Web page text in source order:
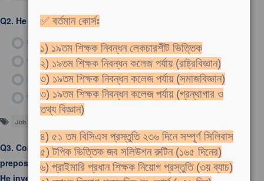
Q2. He parted___his friends in tears.
ক)
with
খ)
from
গ)
against
ঘ)
beside
Job Solutions
Q3. Complete the following sentences using appropriate
prepositions.
He invested his patrimony ___ stocks.
✅ বর্তমান কোর্সঃ
১) ১৯তম শিক্ষক নিবন্ধন লেকচারশীট ভিত্তিক
২) ১৯তম শিক্ষক নিবন্ধন কলেজ পর্যায় (রাষ্ট্রবিজ্ঞান)
৩) ১৯তম শিক্ষক নিবন্ধন কলেজ পর্যায় (সমাজবিজ্ঞান)
৩) ১৯তম শিক্ষক নিবন্ধন কলেজ পর্যায় (গ্রন্থাগার ও
তথ্য বিজ্ঞান)
৪) ৫১ তম বিসিএস প্রস্তুতি ২৩৬ দিনে সম্পূর্ণ সিলিবাস
৫) টপিক ভিত্তিক জব সলিউশন রুটিন (১৬৫ দিনের)
৬) প্রাইমারি প্রধান শিক্ষক নিয়োগ প্রস্তুতি (৩য় ব্যাচ)